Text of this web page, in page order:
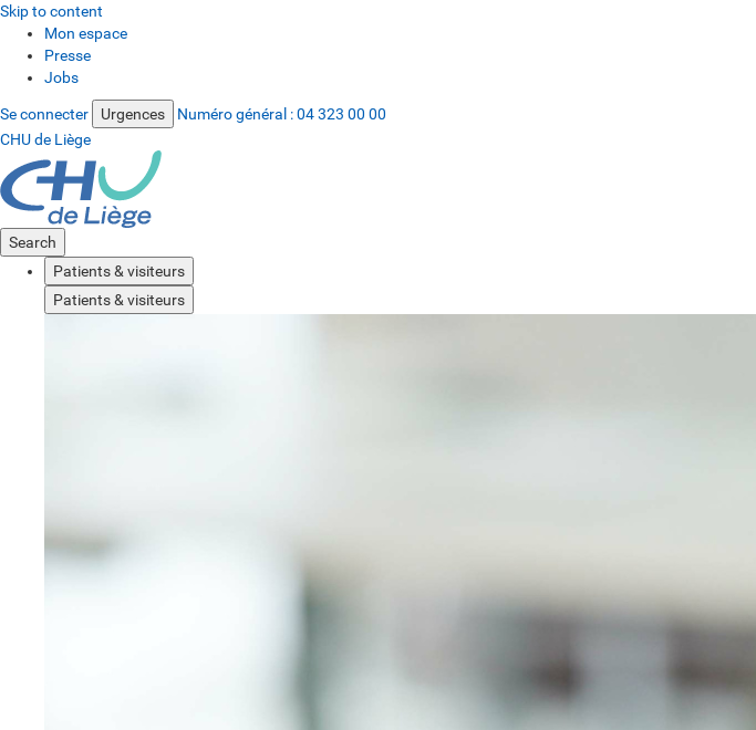
Skip to content
Mon espace
Presse
Jobs
Se connecter Urgences Numéro général :04 323 00 00
CHU de Liège
Search
Patients & visiteurs
Patients & visiteurs